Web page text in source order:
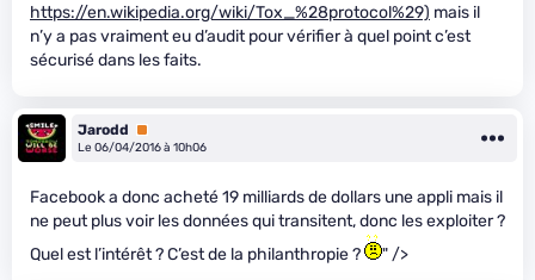
https://en.wikipedia.org/wiki/Tox_%28protocol%29) mais il
n’y a pas vraiment eu d’audit pour vérifier à quel point c’est
sécurisé dans les faits.
Jarodd
Premium
Le 06/04/2016 à 10h06
Facebook a donc acheté 19 milliards de dollars une appli mais il
ne peut plus voir les données qui transitent, donc les exploiter ?
Quel est l’intérêt ? C’est de la philanthropie ?
" />